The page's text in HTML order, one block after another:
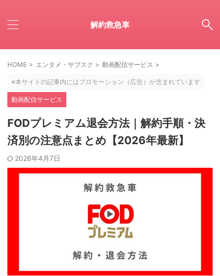
解約救急車
HOME > エンタメ・サブスク > 動画配信サービス >
※本サイトの記事内にはプロモーション（広告）が含まれています
動画配信サービス
FODプレミアム退会方法｜解約手順・決
済別の注意点まとめ【2026年最新】
2026年4月7日